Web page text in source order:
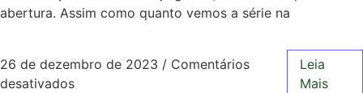
abertura. Assim como quanto vemos a série na
26 de dezembro de 2023 / Comentários
desativados
Leia
Mais